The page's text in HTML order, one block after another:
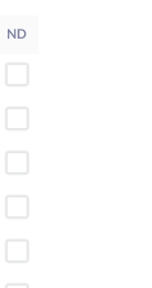
ND